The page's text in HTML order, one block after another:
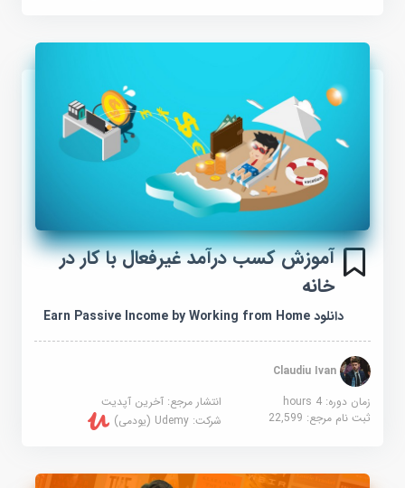
آموزش کسب درآمد غیرفعال با کار در
خانه
دانلود Earn Passive Income by Working from Home
Claudiu Ivan
زمان دوره: 4 hours
انتشار مرجع:آخرین آپدیت
ثبت نام مرجع:22,599 شرکت:Udemy (یودمی)